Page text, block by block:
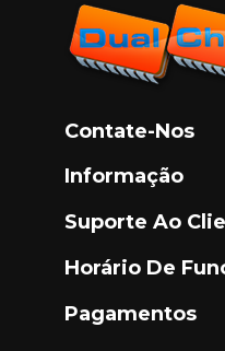
Contate-Nos
Informação
Suporte Ao
Horário De
Pagamentos